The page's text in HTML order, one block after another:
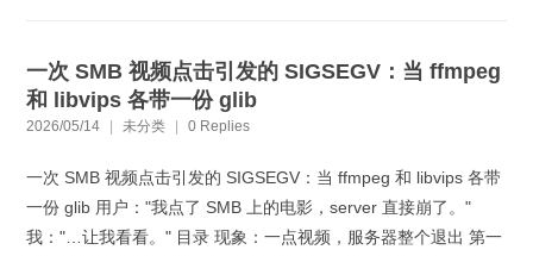
一次 SMB 视频点击引发的 SIGSEGV：当 ffmpeg
和 libvips 各带一份 glib
2026/05/14 未分类 0 Replies
一次 SMB 视频点击引发的 SIGSEGV：当 ffmpeg 和 libvips 各带
一份 glib 用户："我点了 SMB 上的电影，server 直接崩了。"
我："…让我看看。" 目录 现象：一点视频，服务器整个退出 第一